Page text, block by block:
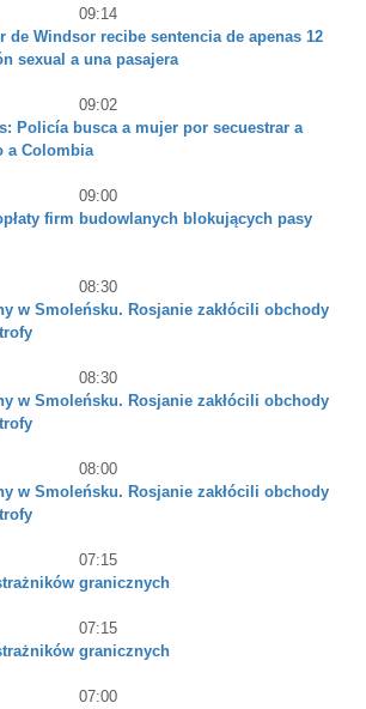
09:14
de Windsor recibe sentencia de apenas 12
sexual a una pasajera
09:02
Policía busca a mujer por secuestrar a
a Colombia
09:00
firm budowlanych blokujących pasy
08:30
w Smoleńsku. Rosjanie zakłócili obchody
08:30
w Smoleńsku. Rosjanie zakłócili obchody
08:00
w Smoleńsku. Rosjanie zakłócili obchody
07:15
granicznych
07:15
granicznych
07:00